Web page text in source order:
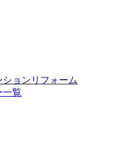
ョンリフォーム
一覧